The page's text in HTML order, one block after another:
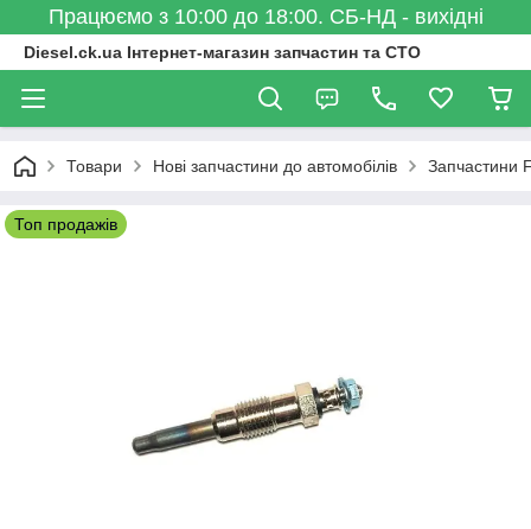
Працюємо з 10:00 до 18:00. СБ-НД - вихідні
Diesel.ck.ua Інтернет-магазин запчастин та СТО
Товари Нові запчастини до автомобілів Запчастини
Топ продажів